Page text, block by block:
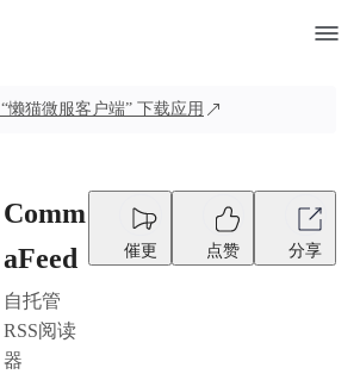
“懒猫微服客户端” 下载应用
Comm
aFeed
自托管
RSS阅读
器
催更 点赞 分享